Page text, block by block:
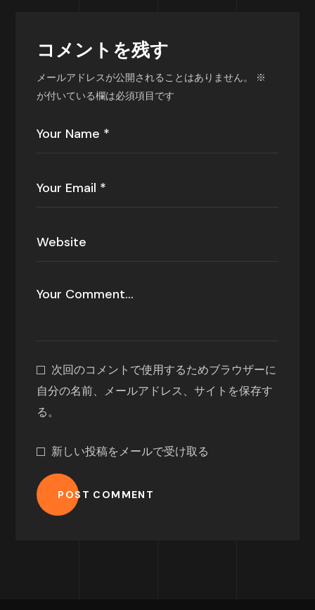
コメントを残す
メールアドレスが公開されることはありません。
※
が付いている欄は必須項目です
次回のコメントで使用するためブラウザーに
自分の名前、メールアドレス、サイトを保存す
る。
新しい投稿をメールで受け取る
POST COMMENT